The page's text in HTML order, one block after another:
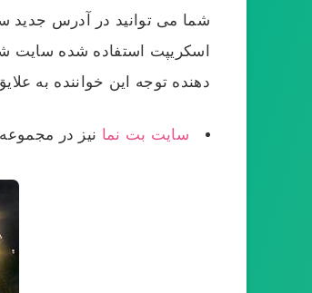
شما می توانید در آدرس جدید
اسکریپت استفاده شده سایت
دهنده توجه این خواننده به
سایت بت نما نیز در